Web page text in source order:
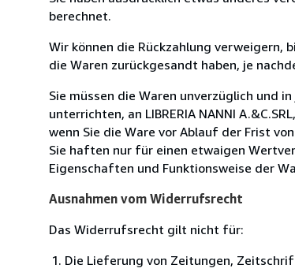
berechnet.
Wir können die Rückzahlung verweigern,
die Waren zurückgesandt haben, je
Sie müssen die Waren unverzüglich und
unterrichten, an LIBRERIA NANNI
wenn Sie die Ware vor Ablauf der Frist
Sie haften nur für einen etwaigen
Eigenschaften und Funktionsweise der
Ausnahmen vom Widerrufsrecht
Das Widerrufsrecht gilt nicht für:
Die Lieferung von Zeitungen,